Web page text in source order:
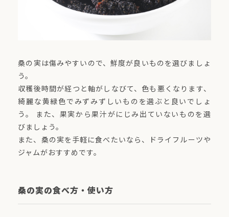
桑の実は傷みやすいので、鮮度が良いものを選びましょ
う。
収穫後時間が経つと軸がしなびて、色も悪くなります、
綺麗な黄緑色でみずみずしいものを選ぶと良いでしょ
う。 また、果実から果汁がにじみ出ていないものを選
びましょう。
また、桑の実を手軽に食べたいなら、ドライフルーツや
ジャムがおすすめです。
桑の実の食べ方・使い方